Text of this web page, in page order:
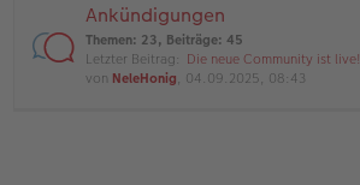
Ankündigungen
Themen: 23, Beiträge: 45
Letzter Beitrag: Die neue Community ist live!
von NeleHonig, 04.09.2025, 08:43